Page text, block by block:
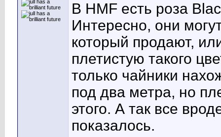
В HMF есть роза
Интересно, они
который продают,
плетистую такого
только чайники
под два метра, но
этого. А так все
показалось.